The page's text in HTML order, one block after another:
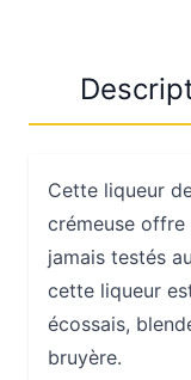
Cette liqueur
crémeuse
jamais testés
cette liqueur
écossais,
bruyère.